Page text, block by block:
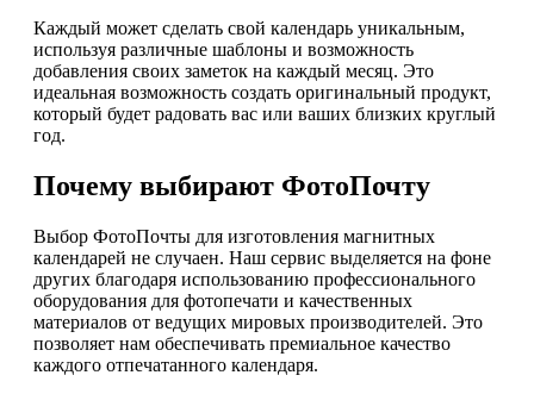
Каждый может сделать свой календарь уникальным,
используя различные шаблоны и возможность
добавления своих заметок на каждый месяц. Это
идеальная возможность создать оригинальный продукт,
который будет радовать вас или ваших близких круглый
год.
Почему выбирают ФотоПочту
Выбор ФотоПочты для изготовления магнитных
календарей не случаен. Наш сервис выделяется на фоне
других благодаря использованию профессионального
оборудования для фотопечати и качественных
материалов от ведущих мировых производителей. Это
позволяет нам обеспечивать премиальное качество
каждого отпечатанного календаря.